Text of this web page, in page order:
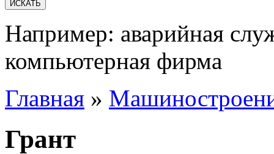
Например: аварийная
компьютерная фирма
Главная »
Грант